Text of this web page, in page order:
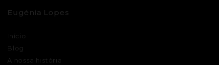
Eugénia Lopes
Início
Blog
A nossa história